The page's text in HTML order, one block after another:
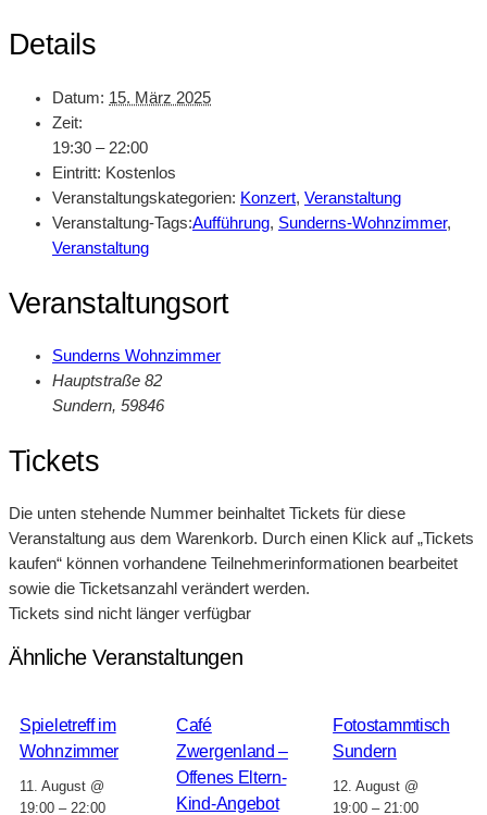
Details
Datum: 15. März 2025
Zeit:
19:30 – 22:00
Eintritt: Kostenlos
Veranstaltungskategorien: Konzert, Veranstaltung
Veranstaltung-Tags:Aufführung, Sunderns-Wohnzimmer,
Veranstaltung
Veranstaltungsort
Sunderns Wohnzimmer
Hauptstraße 82
Sundern, 59846
Tickets
Die unten stehende Nummer beinhaltet Tickets für diese
Veranstaltung aus dem Warenkorb. Durch einen Klick auf „Tickets
kaufen“ können vorhandene Teilnehmerinformationen bearbeitet
sowie die Ticketsanzahl verändert werden.
Tickets sind nicht länger verfügbar
Ähnliche Veranstaltungen
Spieletreff im
Wohnzimmer
11. August @
19:00 – 22:00
Café
Zwergenland –
Offenes Eltern-
Kind-Angebot
Fotostammtisch
Sundern
12. August @
19:00 – 21:00